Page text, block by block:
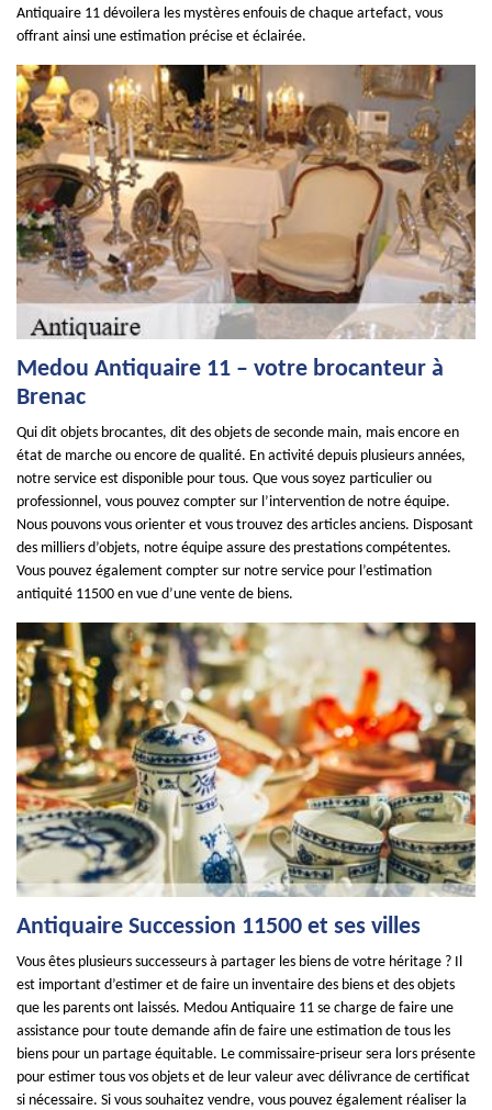
Antiquaire 11 dévoilera les mystères enfouis de chaque artefact, vous
offrant ainsi une estimation précise et éclairée.
Medou Antiquaire 11 – votre brocanteur à
Brenac
Qui dit objets brocantes, dit des objets de seconde main, mais encore en
état de marche ou encore de qualité. En activité depuis plusieurs années,
notre service est disponible pour tous. Que vous soyez particulier ou
professionnel, vous pouvez compter sur l’intervention de notre équipe.
Nous pouvons vous orienter et vous trouvez des articles anciens. Disposant
des milliers d’objets, notre équipe assure des prestations compétentes.
Vous pouvez également compter sur notre service pour l’estimation
antiquité 11500 en vue d’une vente de biens.
Antiquaire Succession 11500 et ses villes
Vous êtes plusieurs successeurs à partager les biens de votre héritage ? Il
est important d’estimer et de faire un inventaire des biens et des objets
que les parents ont laissés. Medou Antiquaire 11 se charge de faire une
assistance pour toute demande afin de faire une estimation de tous les
biens pour un partage équitable. Le commissaire-priseur sera lors présente
pour estimer tous vos objets et de leur valeur avec délivrance de certificat
si nécessaire. Si vous souhaitez vendre, vous pouvez également réaliser la